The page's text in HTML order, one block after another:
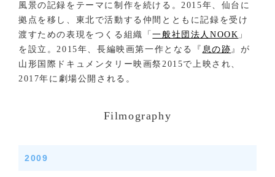
風景の記録をテーマに制作を続ける。2015年、仙台に
拠点を移し、東北で活動する仲間とともに記録を受け
渡すための表現をつくる組織「一般社団法人NOOK 」
を設立。2015年、長編映画第一作となる『 息の跡 』が
山形国際ドキュメンタリー映画祭2015で上映され、
2017年に劇場公開される。
Filmography
2009